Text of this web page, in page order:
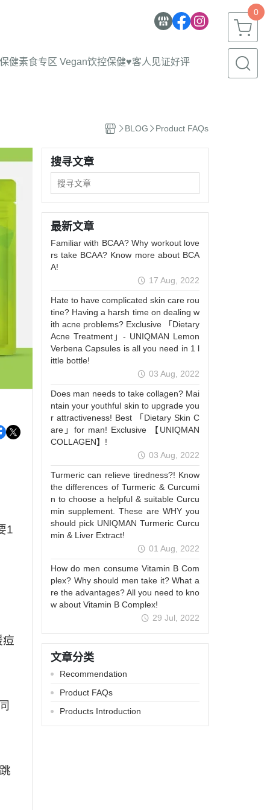
0
健素食专区 Vegan饮控保健♥客人见证好评
BLOG Product FAQs
1
痘
搜寻文章
最新文章
Familiar with BCAA? Why workout love
rs take BCAA? Know more about BCA
A!
17 Aug, 2022
Hate to have complicated skin care rou
tine? Having a harsh time on dealing w
ith acne problems? Exclusive 「Dietary
Acne Treatment」- UNIQMAN Lemon
Verbena Capsules is all you need in 1 l
ittle bottle!
03 Aug, 2022
Does man needs to take collagen? Mai
ntain your youthful skin to upgrade you
r attractiveness! Best 「Dietary Skin C
are」for man! Exclusive 【UNIQMAN
COLLAGEN】!
03 Aug, 2022
Turmeric can relieve tiredness?! Know
the differences of Turmeric & Curcumi
n to choose a helpful & suitable Curcu
min supplement. These are WHY you
should pick UNIQMAN Turmeric Curcu
min & Liver Extract!
01 Aug, 2022
How do men consume Vitamin B Com
plex? Why should men take it? What a
re the advantages? All you need to kno
w about Vitamin B Complex!
29 Jul, 2022
文章分类
Recommendation
Product FAQs
Products Introduction